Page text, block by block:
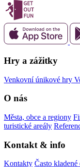
Hry a zážitky
Venkovní únikové hry
O nás
Města, obce a regiony
turistické areály
Kontakt & info
Kontakty Často kladené